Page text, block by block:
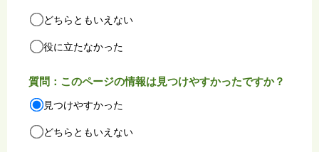
どちらともいえない
役に立たなかった
質問：このページの情報は見つけやすかったですか？
見つけやすかった
どちらともいえない